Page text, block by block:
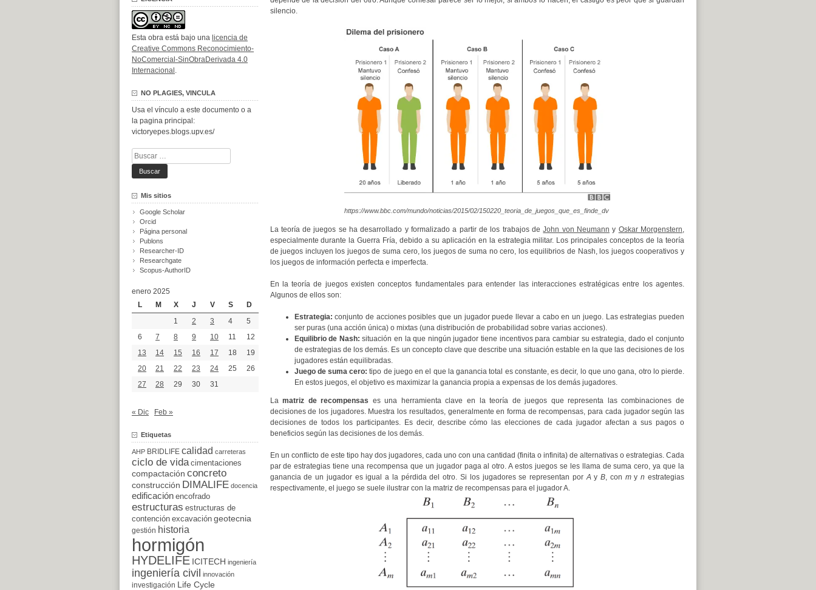
silencio.
https://www.bbc.com/mundo/noticias/2015/02/150220_teoria_de_juegos_que_es_finde_dv
La teoría de juegos se ha desarrollado y formalizado a partir de los trabajos deJohn von Neumann y Oskar Morgenstern
especialmente durante la Guerra Fría, debido a su aplicación en la estrategia militar. Los principales conceptos de la teoría
de juegos incluyen los juegos de suma cero, los juegos de suma no cero, los equilibrios de Nash, los juegos cooperativos y
los juegos de información perfecta e imperfecta.
En la teoría de juegos existen conceptos fundamentales para entender las interacciones estratégicas entre los agentes.
Algunos de ellos son:
Estrategia: conjunto de acciones posibles que un jugador puede llevar a cabo en un juego. Las estrategias pueden
ser puras (una acción única) o mixtas (una distribución de probabilidad sobre varias acciones).
Equilibrio de Nash: situación en la que ningún jugador tiene incentivos para cambiar su estrategia, dado el conjunto
de estrategias de los demás. Es un concepto clave que describe una situación estable en la que las decisiones de los
jugadores están equilibradas.
Juego de suma cero: tipo de juego en el que la ganancia total es constante, es decir, lo que uno gana, otro lo pierde.
En estos juegos, el objetivo es maximizar la ganancia propia a expensas de los demás jugadores.
Lamatriz de recompensas es una herramienta clave en la teoría de juegos que representa las combinaciones de
decisiones de los jugadores. Muestra los resultados, generalmente en forma de recompensas, para cada jugador según las
decisiones de todos los participantes. Es decir, describe cómo las elecciones de cada jugador afectan a sus pagos o
beneficios según las decisiones de los demás.
En un conflicto de este tipo hay dos jugadores, cada uno con una cantidad (finita o infinita) de alternativas o estrategias. Cada
par de estrategias tiene una recompensa que un jugador paga al otro. A estos juegos se les llama de suma cero, ya que la
ganancia de un jugador es igual a la pérdida del otro. Si los jugadores se representan por A yB , con myn estrategias
respectivamente, el juego se suele ilustrar con la matriz de recompensas para el jugador A.
Esta obra está bajo una licencia de
Creative Commons Reconocimiento-
NoComercial-SinObraDerivada 4.0
Internacional .
NO PLAGIES, VINCULA
Usa el vínculo a este documento o a
la pagina principal:
victoryepes.blogs.upv.es/
Buscar:
Mis sitios
Google Scholar
Orcid
Página personal
Publons
Researcher-ID
Researchgate
Scopus-AuthorID
enero 2025
L
M X J V S
D
1
2 3 4
5
6
7 8 9 10 11
12
13
14 15 16 17 18
19
20
21 22 23 24 25
26
27
28 29 30 31
« Dic Feb »
Etiquetas
AHP BRIDLIFE calidad carreteras
ciclo de vida cimentaciones
compactación concreto
construcción DIMALIFE docencia
edificación encofrado
estructuras estructuras de
contención excavación geotecnia
gestión historia
hormigón
HYDELIFE ICITECH ingeniería
ingeniería civil innovación
investigación
Life Cycle